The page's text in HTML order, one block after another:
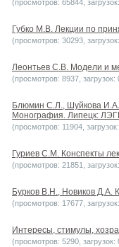
(просмотров: 65844,
Губко М.В. Лекции по
(просмотров: 30293,
Леонтьев С.В. Модели и
(просмотров: 8937, загрузок:
Блюмин С.Л., Шуйкова
Монография. Липецк:
(просмотров: 11904,
Гуриев С.М. Конспекты
(просмотров: 21851,
Бурков В.Н., Новиков Д.А.
(просмотров: 17677,
Интересы, стимулы,
(просмотров: 5290, загрузок: